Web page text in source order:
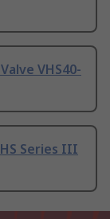
VHS40-
Series III